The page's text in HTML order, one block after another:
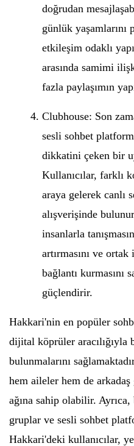
doğrudan
günlük yaşamlarını
etkileşim odaklı
arasında samimi
fazla paylaşımın
Clubhouse: Son
sesli sohbet
dikkatini çeken bir
Kullanıcılar, farklı
araya gelerek canlı
alışverişinde
insanlarla
artırmasını ve
bağlantı kurmasını
güçlendirir.
Hakkari'nin en popüler
dijital köprüler
bulunmalarını
hem aileler hem de
ağına sahip olabilir.
gruplar ve sesli sohbet
Hakkari'deki kullanıcılar,